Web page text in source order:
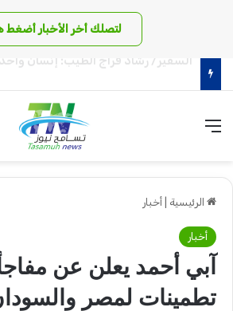
لتصلك أخر الأخبار أضغط
القائمة
الرئيسية أخبار
أخبار
آبي أحمد يعلن عن
تطمينات لمصر